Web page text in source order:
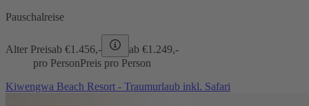
Pauschalreise
Alter Preisab €1.456,- ab €1.249,-
pro PersonPreis pro Person
Kiwengwa Beach Resort - Traumurlaub inkl. Safari